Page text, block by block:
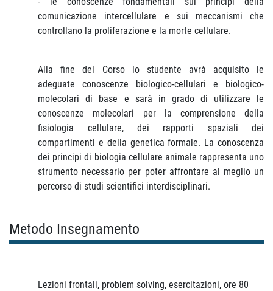
comunicazione intercellulare e sui meccanismi che
controllano la proliferazione e la morte cellulare.
Alla fine del Corso lo studente avrà acquisito le
adeguate conoscenze biologico-cellulari e biologico-
molecolari di base e sarà in grado di utilizzare le
conoscenze molecolari per la comprensione della
fisiologia cellulare, dei rapporti spaziali dei
compartimenti e della genetica formale. La conoscenza
dei principi di biologia cellulare animale rappresenta uno
strumento necessario per poter affrontare al meglio un
percorso di studi scientifici interdisciplinari.
Metodo Insegnamento
Lezioni frontali, problem solving, esercitazioni, ore 80